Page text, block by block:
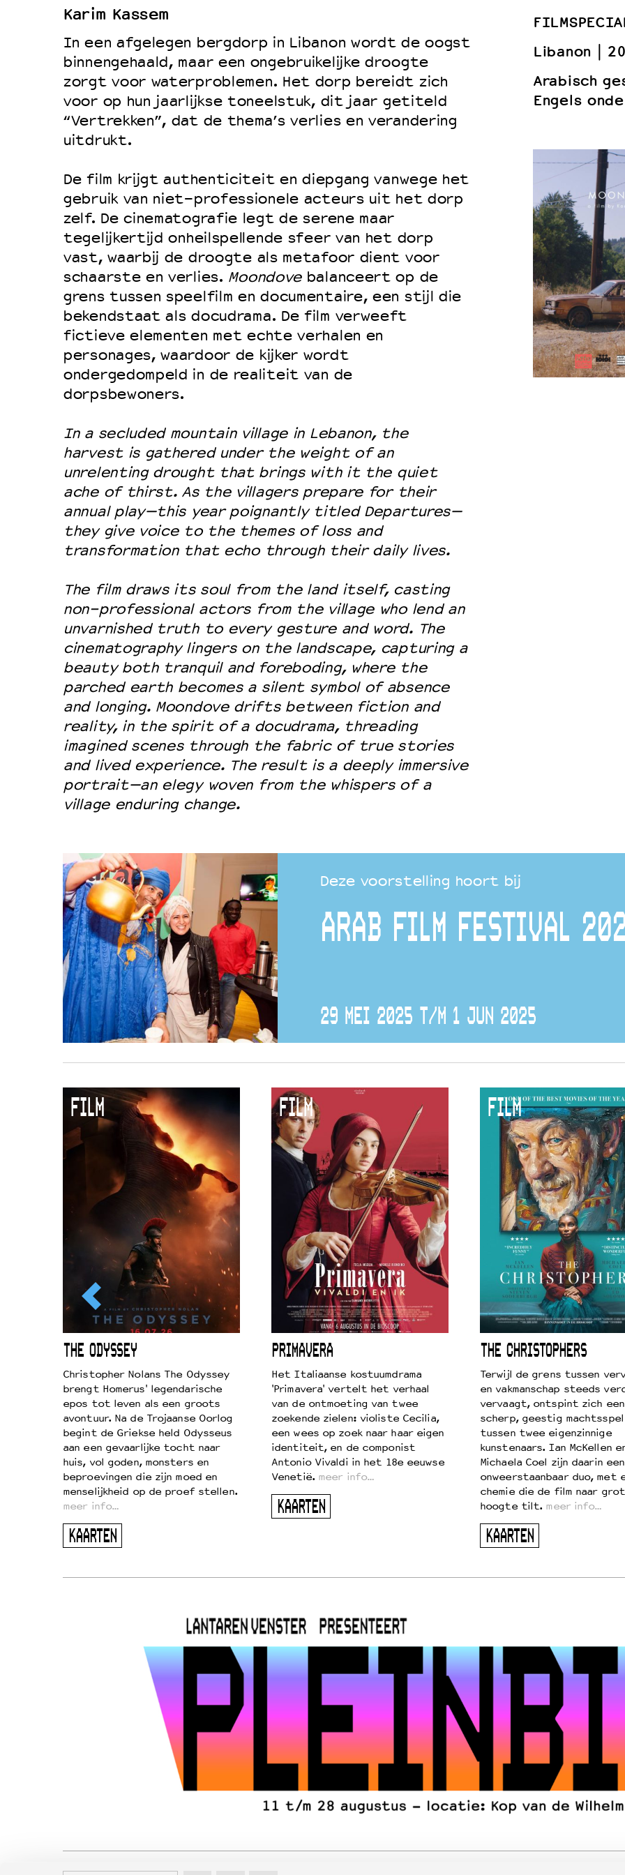
Duurzaamheid
Culturele boycot Israël
Ruimte voor artistieke vrijheid – VNPF
Karim Kassem
In een afgelegen bergdorp in Libanon wordt de oogst
binnengehaald, maar een ongebruikelijke droogte
zorgt voor waterproblemen. Het dorp bereidt zich
voor op hun jaarlijkse toneelstuk, dit jaar getiteld
“Vertrekken”, dat de thema’s verlies en verandering
uitdrukt.
De film krijgt authenticiteit en diepgang vanwege het
gebruik van niet-professionele acteurs uit het dorp
zelf. De cinematografie legt de serene maar
tegelijkertijd onheilspellende sfeer van het dorp
vast, waarbij de droogte als metafoor dient voor
schaarste en verlies. Moondovebalanceert op de
grens tussen speelfilm en documentaire, een stijl die
bekendstaat als docudrama. De film verweeft
fictieve elementen met echte verhalen en
personages, waardoor de kijker wordt
ondergedompeld in de realiteit van de
dorpsbewoners.
In a secluded mountain village in Lebanon, the
harvest is gathered under the weight of an
unrelenting drought that brings with it the quiet
ache of thirst. As the villagers prepare for their
annual play—this year poignantly titled Departures—
they give voice to the themes of loss and
transformation that echo through their daily lives.
The film draws its soul from the land itself, casting
non-professional actors from the village who lend an
unvarnished truth to every gesture and word. The
cinematography lingers on the landscape, capturing a
beauty both tranquil and foreboding, where the
parched earth becomes a silent symbol of absence
and longing. Moondove drifts between fiction and
reality, in the spirit of a docudrama, threading
imagined scenes through the fabric of true stories
and lived experience. The result is a deeply immersive
portrait—an elegy woven from the whispers of a
village enduring change.
Libanon
Arabisch
Engels
Deze voorstelling hoort bij
ARAB FILM FESTIVAL
29 MEI 2025 T/M 1 JUN 2025
FILM
THE ODYSSEY
Christopher Nolans The Odyssey
brengt Homerus' legendarische
epos tot leven als een groots
avontuur. Na de Trojaanse Oorlog
begint de Griekse held Odysseus
aan een gevaarlijke tocht naar
huis, vol goden, monsters en
beproevingen die zijn moed en
menselijkheid op de proef stellen.
meer info…
KAARTEN
FILM
PRIMAVERA
Het Italiaanse kostuumdrama
'Primavera' vertelt het verhaal
van de ontmoeting van twee
zoekende zielen: violiste Cecilia,
een wees op zoek naar haar eigen
identiteit, en de componist
Antonio Vivaldi in het 18e eeuwse
Venetië. meer info…
KAARTEN
FILM
THE CHRISTOPHERS
Terwijl de grens tussen
en vakmanschap steeds
vervaagt, ontspint zich een
scherp, geestig machtsspel
tussen twee eigenzinnige
kunstenaars. Ian McKellen
Michaela Coel zijn daarin een
onweerstaanbaar duo, met
chemie die de film naar
hoogte tilt. meer info…
KAARTEN